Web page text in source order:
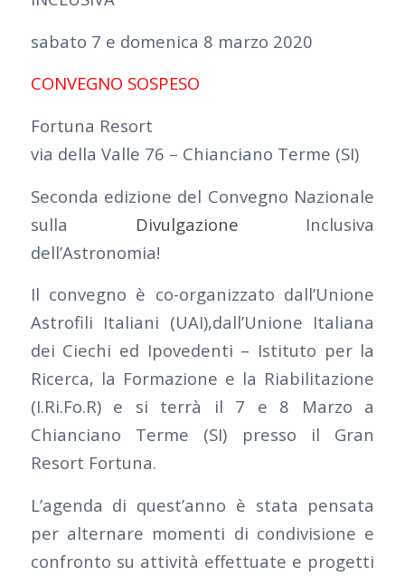
sabato 7 e domenica 8 marzo 2020
CONVEGNO SOSPESO
Fortuna Resort
via della Valle 76 – Chianciano Terme (SI)
Seconda edizione del Convegno Nazionale
sulla Divulgazione Inclusiva
dell’Astronomia!
Il convegno è co-organizzato dall’Unione
Astrofili Italiani (UAI),dall’Unione Italiana
dei Ciechi ed Ipovedenti – Istituto per la
Ricerca, la Formazione e la Riabilitazione
(I.Ri.Fo.R) e si terrà il 7 e 8 Marzo a
Chianciano Terme (SI) presso il Gran
Resort Fortuna.
L’agenda di quest’anno è stata pensata
per alternare momenti di condivisione e
confronto su attività effettuate e progetti